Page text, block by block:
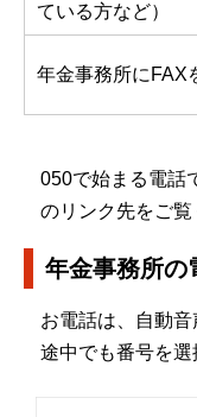
ている方など）
年金事務所にFAX
050で始まる電話
のリンク先をご覧
年金事務所の
お電話は、自動
途中でも番号を選